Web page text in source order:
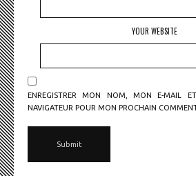
YOUR WEBSITE
ENREGISTRER MON NOM, MON E-MAIL
NAVIGATEUR POUR MON PROCHAIN